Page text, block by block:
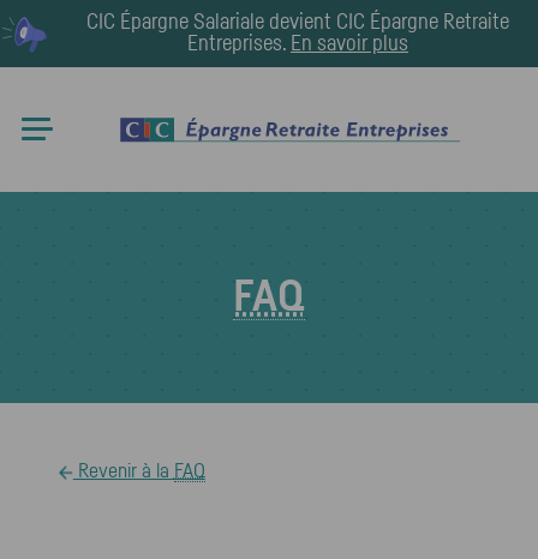
CIC Épargne Salariale devient CIC Épargne Retraite
Entreprises. En savoir plus
FAQ
Revenir à la FAQ